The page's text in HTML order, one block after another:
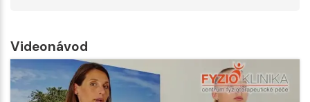
Videonávod